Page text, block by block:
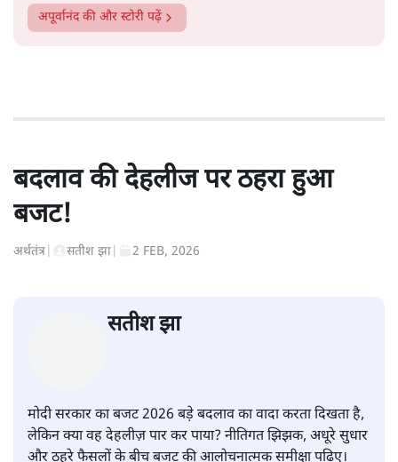
अपूर्वानंदकी और स्टोरी पढ़ें
बदलाव की देहलीज पर ठहरा हुआ
बजट!
अर्थतंत्र सतीश झा 2 FEB, 2026